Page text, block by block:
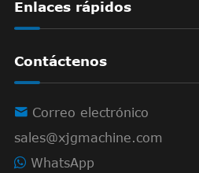
Enlaces rápidos
Contáctenos
 Correo electrónico
sales@xjgmachine.com
WhatsApp